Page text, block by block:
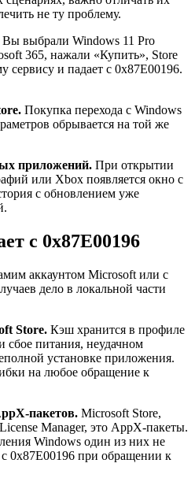
не ту проблему.
Вы выбрали Windows 11 Pro
365, нажали «Купить», Store
сервису и падает с 0x87E00196.
Покупка перехода с Windows
обрывается на той же
приложений. При открытии
или Xbox появляется окно с
с обновлением уже
с 0x87E00196
аккаунтом Microsoft или с
дело в локальной части
Store. Кэш хранится в профиле
сбое питания, неудачном
установке приложения.
на любое обращение к
пакетов. Microsoft Store,
Manager, это AppX-пакеты.
Windows один из них не
с 0x87E00196 при обращении к